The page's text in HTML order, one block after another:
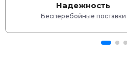
Надежность
Бесперебойные поставки